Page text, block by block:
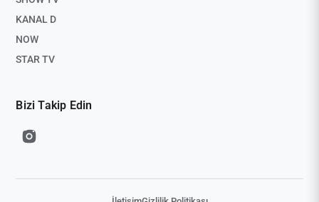
KANAL D
NOW
STAR TV
Bizi Takip Edin